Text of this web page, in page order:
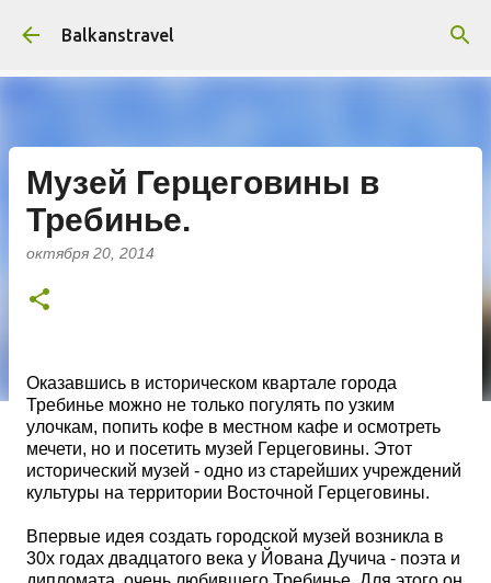
К основному контенту
Balkanstravel
Музей Герцеговины в
Требинье.
октября 20, 2014
Оказавшись в историческом квартале города
Требинье можно не только погулять по узким
улочкам, попить кофе в местном кафе и осмотреть
мечети, но и посетить музей Герцеговины. Этот
исторический музей - одно из старейших учреждений
культуры на территории Восточной Герцеговины.
Впервые идея создать городской музей возникла в
30х годах двадцатого века у Йована Дучича - поэта и